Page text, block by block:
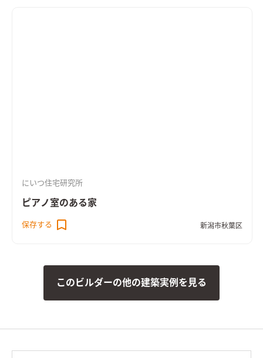
にいつ住宅研究所
ピアノ室のある家
保存する 新潟市秋葉区
このビルダーの他の建築実例を見る